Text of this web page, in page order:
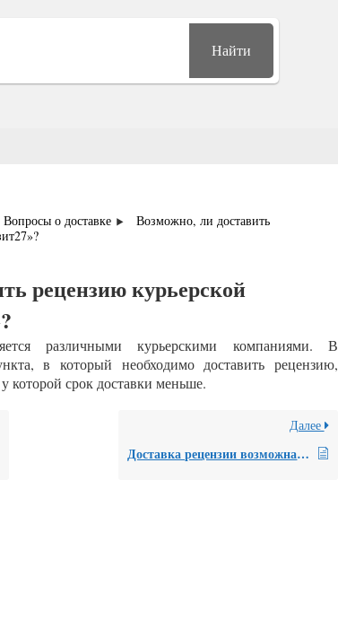
Найти
Вопросы о доставке
Возможно, ли доставить
рецензию курьерской
различными курьерскими компаниями. В
в который необходимо доставить рецензию,
которой срок доставки меньше.
Далее
Доставка рецензии возможна только курьерскими службами? Если срок доставки длительный, а мне нужно получить рецензию в кратчайшие сроки, так как назначено судебное заседание, есть ли какие-то еще варианты доставки?